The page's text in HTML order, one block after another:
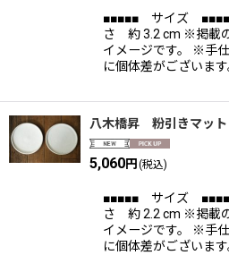
■■■■■ サイズ
さ 約 3.2 cm ※掲載
イメージです。 ※手
に個体差がございま
八木橋昇 粉引きマッ
5,060円 (税込)
■■■■■ サイズ
さ 約 2.2 cm ※掲載
イメージです。 ※手
に個体差がございま